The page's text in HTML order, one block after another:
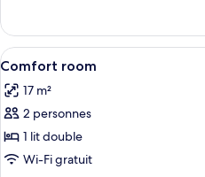
le
type
de
Chambre
Familiale,
montagne
Afficher
toutes
les
photos
pour
ce
1
Comfort room
17 m²
2 personnes
1 lit double
Wi-Fi gratuit